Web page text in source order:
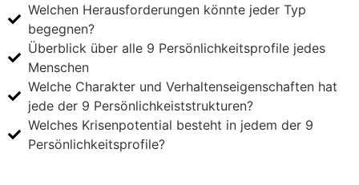
Welchen Herausforderungen könnte jeder Typ
begegnen?
Überblick über alle 9 Persönlichkeitsprofile jedes
Menschen
Welche Charakter und Verhaltenseigenschaften hat
jede der 9 Persönlichkeiststrukturen?
Welches Krisenpotential besteht in jedem der 9
Persönlichkeitsprofile?